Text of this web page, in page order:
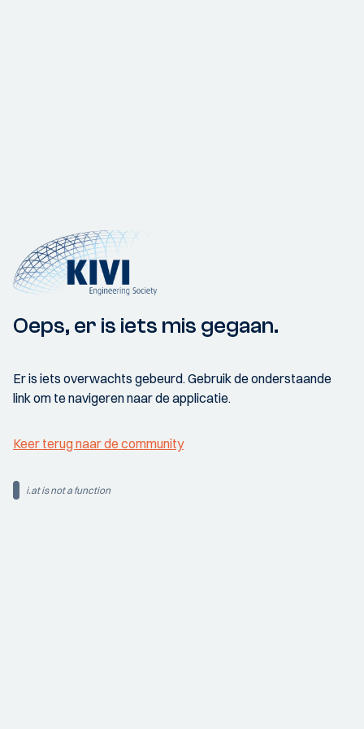
Oeps, er is iets mis gegaan.
Er is iets overwachts gebeurd. Gebruik de onderstaande
link om te navigeren naar de applicatie.
Keer terug naar de community
i.at is not a function